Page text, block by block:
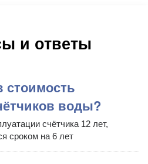
и ответы
стоимость
воды?
счётчика 12 лет,
сроком на 6 лет